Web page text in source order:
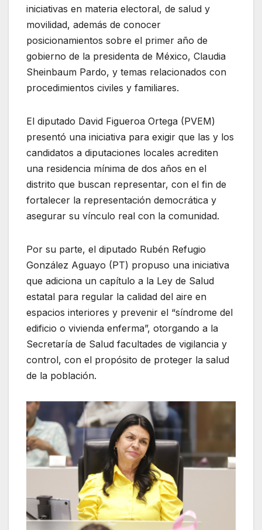
iniciativas en materia electoral, de salud y
movilidad, además de conocer
posicionamientos sobre el primer año de
gobierno de la presidenta de México, Claudia
Sheinbaum Pardo, y temas relacionados con
procedimientos civiles y familiares.
El diputado David Figueroa Ortega (PVEM)
presentó una iniciativa para exigir que las y los
candidatos a diputaciones locales acrediten
una residencia mínima de dos años en el
distrito que buscan representar, con el fin de
fortalecer la representación democrática y
asegurar su vínculo real con la comunidad.
Por su parte, el diputado Rubén Refugio
González Aguayo (PT) propuso una iniciativa
que adiciona un capítulo a la Ley de Salud
estatal para regular la calidad del aire en
espacios interiores y prevenir el “síndrome del
edificio o vivienda enferma”, otorgando a la
Secretaría de Salud facultades de vigilancia y
control, con el propósito de proteger la salud
de la población.